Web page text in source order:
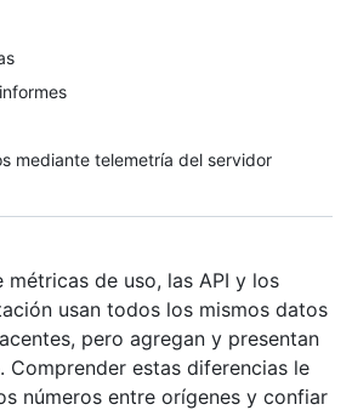
mediante telemetría del servidor
de uso, las API y los
usan todos los mismos datos
pero agregan y presentan
Comprender estas diferencias le
números entre orígenes y confiar